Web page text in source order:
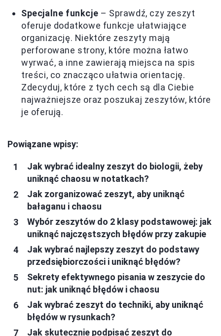
Specjalne funkcje – Sprawdź, czy zeszyt
oferuje dodatkowe funkcje ułatwiające
organizację. Niektóre zeszyty mają
perforowane strony, które można łatwo
wyrwać, a inne zawierają miejsca na spis
treści, co znacząco ułatwia orientację.
Zdecyduj, które z tych cech są dla Ciebie
najważniejsze oraz poszukaj zeszytów, które
je oferują.
Powiązane wpisy:
Jak wybrać idealny zeszyt do biologii, żeby
uniknąć chaosu w notatkach?
Jak zorganizować zeszyt, aby uniknąć
bałaganu i chaosu
Wybór zeszytów do 2 klasy podstawowej: jak
uniknąć najczęstszych błędów przy zakupie
Jak wybrać najlepszy zeszyt do podstawy
przedsiębiorczości i uniknąć błędów?
Sekrety efektywnego pisania w zeszycie do
nut: jak uniknąć błędów i chaosu
Jak wybrać zeszyt do techniki, aby uniknąć
błędów w rysunkach?
Jak skutecznie podpisać zeszyt do